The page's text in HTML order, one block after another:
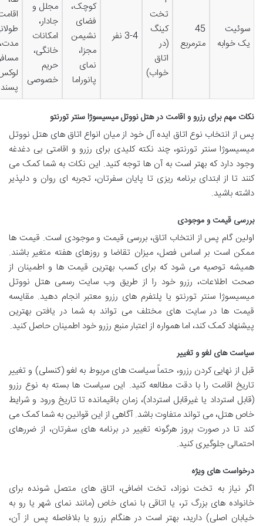
سوئیت
یک خوابه
45
مترمربع
تخت
کینگ
(در
اتاق
خواب)
3-4 نفر
کوچک،
فضای
نشیمن
مجزا،
نمای
پانوراما
مجلل و
جادار،
امکانات
خانگی،
حریم
خصوصی
مدت،
پسند
نکات مهم برای رزرو و اقامت در هتل نووتل میسیسوژا سنتر تورنتو
پس از انتخاب نوع اتاق ایده آل خود از میان انواع اتاق های هتل نووتل
میسیسوژا سنتر تورنتو، چند نکته کلیدی برای رزرو و اقامتی بی دغدغه
وجود دارد که بهتر است به آن ها توجه کنید. این نکات به شما کمک می
کنند تا از ابتدای برنامه ریزی تا پایان سفرتان، تجربه ای روان و دلپذیر
داشته باشید.
بررسی قیمت و موجودی
اولین گام پس از انتخاب اتاق، بررسی قیمت و موجودی است. قیمت ها
ممکن است بر اساس فصل، میزان تقاضا و روزهای هفته متغیر باشند.
همیشه توصیه می شود که برای کسب بهترین قیمت ها و اطمینان از
صحت اطلاعات، رزرو خود را از طریق وب سایت رسمی هتل نووتل
میسیسوژا سنتر تورنتو یا پلتفرم های رزرو معتبر انجام دهید. مقایسه
قیمت ها در سایت های مختلف می تواند به شما در یافتن بهترین
پیشنهاد کمک کند، اما همواره از اعتبار منبع رزرو خود اطمینان حاصل کنید.
سیاست های لغو و تغییر
قبل از نهایی کردن رزرو، حتماً سیاست های مربوط به لغو (کنسلی) و تغییر
تاریخ اقامت را با دقت مطالعه کنید. این سیاست ها بسته به نوع رزرو
(قابل استرداد یا غیرقابل استرداد)، زمان باقیمانده تا تاریخ ورود و شرایط
خاص هتل، می تواند متفاوت باشد. آگاهی از این قوانین به شما کمک می
کند تا در صورت بروز هرگونه تغییر در برنامه های سفرتان، از ضررهای
احتمالی جلوگیری کنید.
درخواست های ویژه
اگر نیاز به تخت نوزاد، تخت اضافی، اتاق های متصل شونده برای
خانواده های بزرگ تر، یا اتاقی با نمای خاص (مانند نمای شهر یا رو به
خیابان اصلی) دارید، بهتر است در هنگام رزرو یا بلافاصله پس از آن،